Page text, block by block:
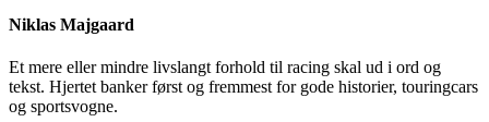
Niklas Majgaard
Et mere eller mindre livslangt forhold til racing skal ud i ord og
tekst. Hjertet banker først og fremmest for gode historier, touringcars
og sportsvogne.